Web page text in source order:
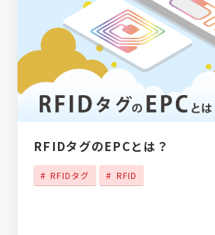
RFIDタグのEPCとは？
RFIDタグ RFID